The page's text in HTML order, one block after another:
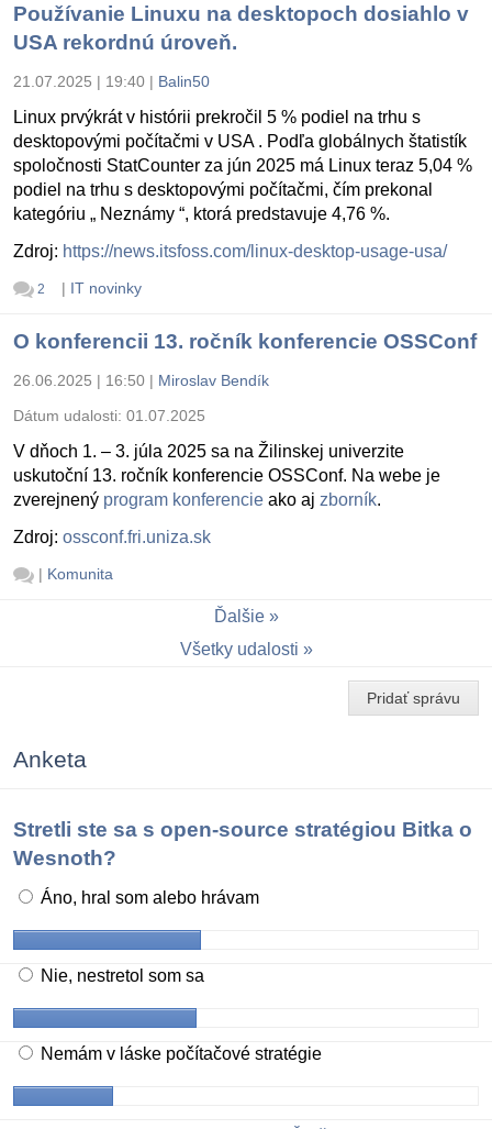
Používanie Linuxu na desktopoch dosiahlo v
USA rekordnú úroveň.
21.07.2025 | 19:40 | Balin50
Linux prvýkrát v histórii prekročil 5 % podiel na trhu s
desktopovými počítačmi v USA . Podľa globálnych štatistík
spoločnosti StatCounter za jún 2025 má Linux teraz 5,04 %
podiel na trhu s desktopovými počítačmi, čím prekonal
kategóriu „ Neznámy “, ktorá predstavuje 4,76 %.
Zdroj: https://news.itsfoss.com/linux-desktop-usage-usa/
2 | IT novinky
O konferencii 13. ročník konferencie OSSConf
26.06.2025 | 16:50 | Miroslav Bendík
Dátum udalosti: 01.07.2025
V dňoch 1. – 3. júla 2025 sa na Žilinskej univerzite
uskutoční 13. ročník konferencie OSSConf. Na webe je
zverejnený program konferencie ako aj zborník.
Zdroj: ossconf.fri.uniza.sk
| Komunita
Ďalšie
Všetky udalosti
Pridať správu
Anketa
Stretli ste sa s open-source stratégiou Bitka o
Wesnoth?
Áno, hral som alebo hrávam
Nie, nestretol som sa
Nemám v láske počítačové stratégie